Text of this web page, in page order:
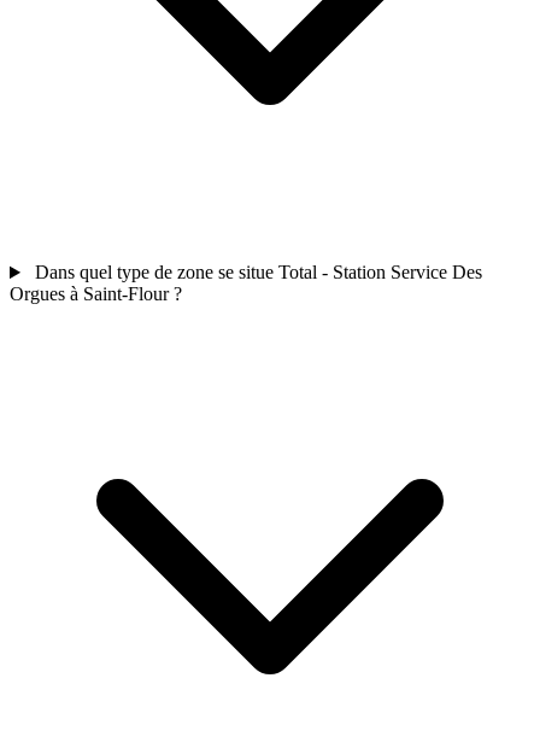
Dans quel type de zone se situe Total - Station Service Des
Orgues à Saint-Flour ?